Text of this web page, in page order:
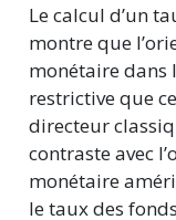
Le calcul d’un
montre que
monétaire dans
restrictive que
directeur
contraste avec
monétaire
le taux des